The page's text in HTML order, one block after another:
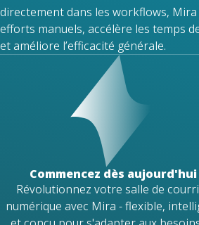
directement dans les workflows,
efforts manuels, accélère les temps
et améliore l’efficacité générale.
Commencez dès aujourd'hui
Révolutionnez votre salle de
numérique avec Mira - flexible,